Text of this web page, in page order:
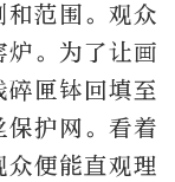
和范围。观众
炉。为了让画
匣钵回填至
保护网。看着
便能直观理